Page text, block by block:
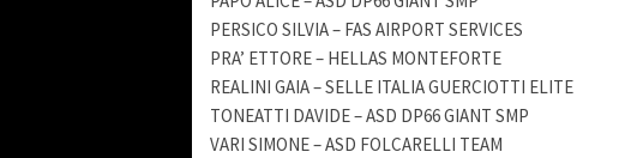
PERSICO SILVIA – FAS AIRPORT SERVICES
PRA’ ETTORE – HELLAS MONTEFORTE
REALINI GAIA – SELLE ITALIA GUERCIOTTI ELITE
TONEATTI DAVIDE – ASD DP66 GIANT SMP
VARI SIMONE – ASD FOLCARELLI TEAM